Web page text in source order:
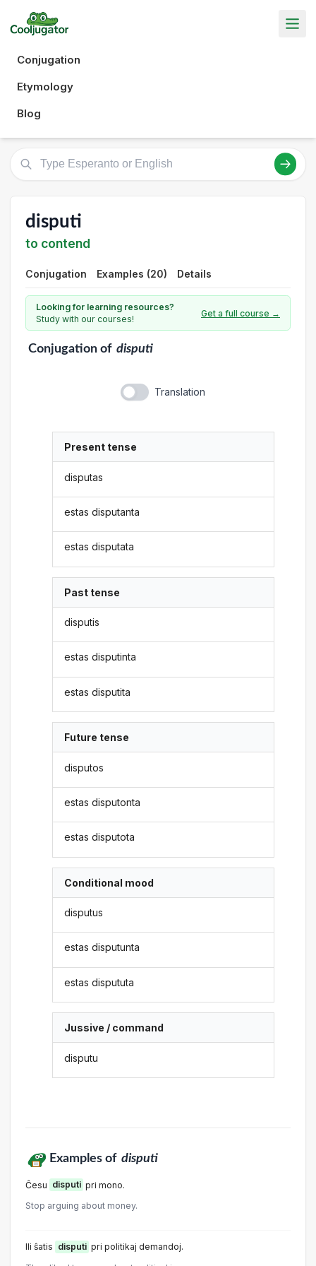
Conjugation
Etymology
Blog
disputi
to contend
Conjugation Examples (20) Details
Looking for learning resources?
Study with our courses!
Get a full course →
Conjugationof disputi
Translation
Present tense
disputas
estas disputanta
estas disputata
Past tense
disputis
estas disputinta
estas disputita
Future tense
disputos
estas disputonta
estas disputota
Conditional mood
disputus
estas disputunta
estas dispututa
Jussive / command
disputu
Examples of disputi
Ĉesu disputi pri mono.
Stop arguing about money.
Ili ŝatis disputi pri politikaj demandoj.